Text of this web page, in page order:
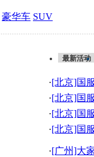
豪华车 SUV
最新活动
·[北京]国
奥迪A6L
·[北京]国
最高直降
·[北京]国
最高直降
·[北京]国
最高直降
·[广州]大